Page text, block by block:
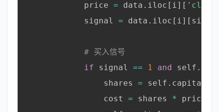
            price
= data . iloc [ i] [
            signal
= data . iloc [ i] [
# 买入信号
if signal == 1 and self .
                shares
= self . capital
                cost
= shares *
price